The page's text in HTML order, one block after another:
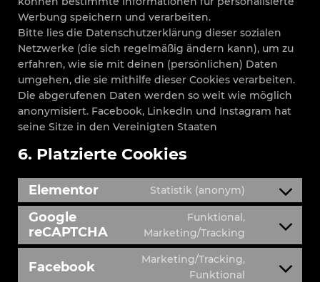
Werbung speichern und verarbeiten.
Bitte lies die Datenschutzerklärung dieser sozialen
Netzwerke (die sich regelmäßig ändern kann), um zu
erfahren, wie sie mit deinen (persönlichen) Daten
umgehen, die sie mithilfe dieser Cookies verarbeiten.
Die abgerufenen Daten werden so weit wie möglich
anonymisiert. Facebook, LinkedIn und Instagram hat
seine Sitze in den Vereinigten Staaten
6. Platzierte Cookies
Elementor Statistik (anonym)
Google
reCAPTCHA
Funktional,
Marketing/Tracking
Facebook
Marketing/Tracking,
Funktional